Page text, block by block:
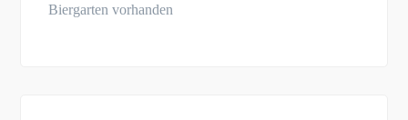
Biergarten vorhanden